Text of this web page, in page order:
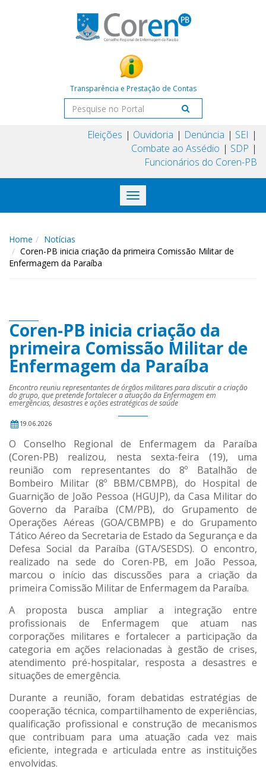
Transparência e Prestação de Contas
Eleições Ouvidoria Denúncia
SEI
Combate ao Assédio
SDP
Funcionários do Coren-PB
Toggle
navigation
Home
Notícias
Coren-PB inicia criação da primeira Comissão Militar de
Enfermagem da Paraíba
Coren-PB inicia criação da
primeira Comissão Militar de
Enfermagem da Paraíba
Encontro reuniu representantes de órgãos militares para discutir a criação
do grupo, que pretende fortalecer a atuação da Enfermagem em
emergências, desastres e ações estratégicas de saúde
19.06.2026
O Conselho Regional de Enfermagem da Paraíba
(Coren-PB) realizou, nesta sexta-feira (19), uma
reunião com representantes do 8º Batalhão de
Bombeiro Militar (8º BBM/CBMPB), do Hospital de
Guarnição de João Pessoa (HGUJP), da Casa Militar do
Governo da Paraíba (CM/PB), do Grupamento de
Operações Aéreas (GOA/CBMPB) e do Grupamento
Tático Aéreo da Secretaria de Estado da Segurança e da
Defesa Social da Paraíba (GTA/SESDS). O encontro,
realizado na sede do Coren-PB, em João Pessoa,
marcou o início das discussões para a criação da
primeira Comissão Militar de Enfermagem da Paraíba.
A proposta busca ampliar a integração entre
profissionais de Enfermagem que atuam nas
corporações militares e fortalecer a participação da
categoria em ações relacionadas à gestão de crises,
atendimento pré-hospitalar, resposta a desastres e
situações de emergência.
Durante a reunião, foram debatidas estratégias de
cooperação técnica, compartilhamento de experiências,
qualificação profissional e construção de mecanismos
que contribuam para uma atuação cada vez mais
eficiente, integrada e articulada entre as instituições
envolvidas.